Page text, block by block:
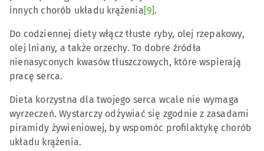
innych chorób układu krążenia[9].
Do codziennej diety włącz tłuste ryby, olej rzepakowy,
olej lniany, a także orzechy. To dobre źródła
nienasyconych kwasów tłuszczowych, które wspierają
pracę serca.
Dieta korzystna dla twojego serca wcale nie wymaga
wyrzeczeń. Wystarczy odżywiać się zgodnie z zasadami
piramidy żywieniowej, by wspomóc profilaktykę chorób
układu krążenia.